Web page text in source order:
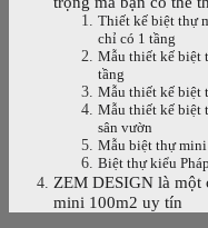
Thiết kế biệt thự
chỉ có 1 tầng
Mẫu thiết kế biệt
tầng
Mẫu thiết kế biệt
Mẫu thiết kế biệt
sân vườn
Mẫu biệt thự mini
Biệt thự kiểu
ZEM DESIGN là
mini 100m2 uy tín